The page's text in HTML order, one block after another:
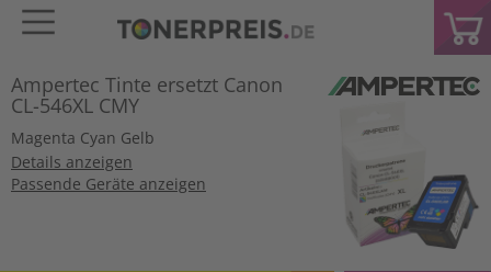
Ampertec Tinte ersetzt Canon
CL-546XL CMY
Magenta Cyan Gelb
Details anzeigen
Passende Geräte anzeigen